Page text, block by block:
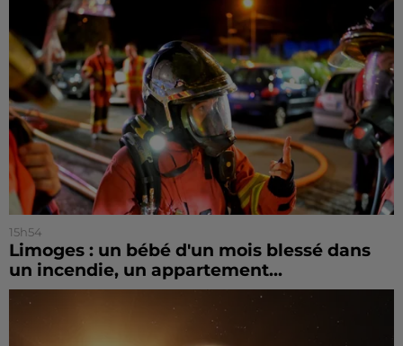
15h54
Limoges : un bébé d'un mois blessé dans
un incendie, un appartement...